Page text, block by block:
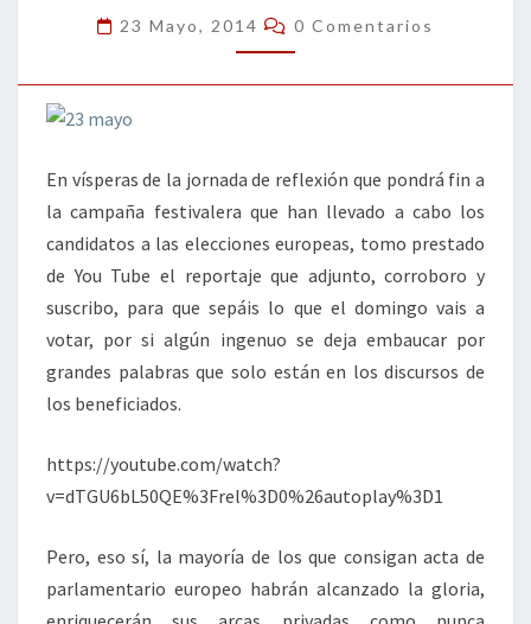
23 Mayo, 2014 Comentarios
0 Comentarios
En vísperas de la jornada de reflexión que pondrá fin a
la campaña festivalera que han llevado a cabo los
candidatos a las elecciones europeas, tomo prestado
de You Tube el reportaje que adjunto, corroboro y
suscribo, para que sepáis lo que el domingo vais a
votar, por si algún ingenuo se deja embaucar por
grandes palabras que solo están en los discursos de
los beneficiados.
https://youtube.com/watch?
v=dTGU6bL50QE%3Frel%3D0%26autoplay%3D1
Pero, eso sí, la mayoría de los que consigan acta de
parlamentario europeo habrán alcanzado la gloria,